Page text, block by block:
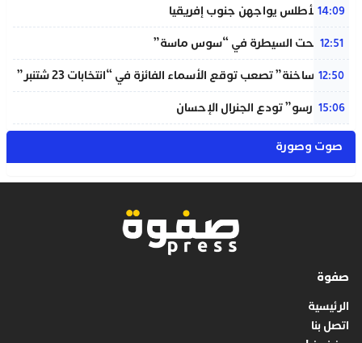
14:09
لبؤات الأطلس يواجهن جنوب إفريقيا
12:51
حريق تحت السيطرة في “سوس ماسة”
12:50
“دوائر ساخنة” تصعب توقع الأسماء الفائزة في “انتخابات 23 شتنبر”
15:06
“المينورسو” تودع الجنرال الإحسان
صوت وصورة
صفوة
الرئيسية
اتصل بنا